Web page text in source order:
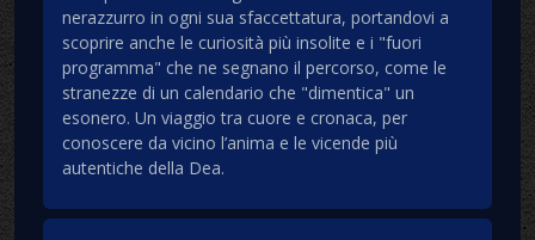
nerazzurro in ogni sua sfaccettatura, portandovi a
scoprire anche le curiosità più insolite e i "fuori
programma" che ne segnano il percorso, come le
stranezze di un calendario che "dimentica" un
esonero. Un viaggio tra cuore e cronaca, per
conoscere da vicino l’anima e le vicende più
autentiche della Dea.